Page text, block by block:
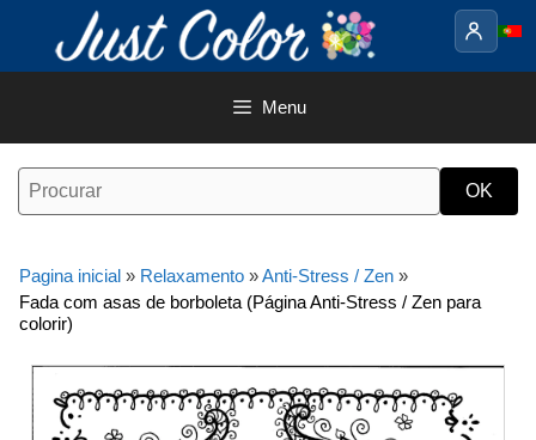
o
Menu
Pagina inicial » Relaxamento »Anti-Stress / Zen »
Fada com asas de borboleta (Página Anti-Stress / Zen para
colorir)